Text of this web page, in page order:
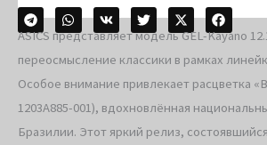
ASICS представляет модель GEL-Kayano
переосмысление классики в рамках
Особое внимание привлекает расцветка
1203A885-001), вдохновлённая
Бразилии. Этот яркий релиз,